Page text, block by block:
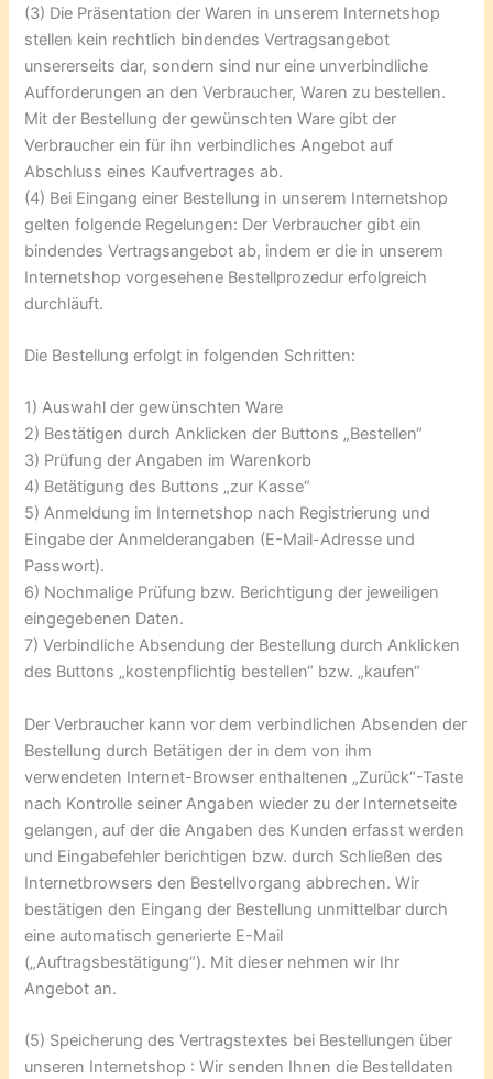
(3) Die Präsentation der Waren in unserem Internetshop
stellen kein rechtlich bindendes Vertragsangebot
unsererseits dar, sondern sind nur eine unverbindliche
Aufforderungen an den Verbraucher, Waren zu bestellen.
Mit der Bestellung der gewünschten Ware gibt der
Verbraucher ein für ihn verbindliches Angebot auf
Abschluss eines Kaufvertrages ab.
(4) Bei Eingang einer Bestellung in unserem Internetshop
gelten folgende Regelungen: Der Verbraucher gibt ein
bindendes Vertragsangebot ab, indem er die in unserem
Internetshop vorgesehene Bestellprozedur erfolgreich
durchläuft.
Die Bestellung erfolgt in folgenden Schritten:
1) Auswahl der gewünschten Ware
2) Bestätigen durch Anklicken der Buttons „Bestellen“
3) Prüfung der Angaben im Warenkorb
4) Betätigung des Buttons „zur Kasse“
5) Anmeldung im Internetshop nach Registrierung und
Eingabe der Anmelderangaben (E-Mail-Adresse und
Passwort).
6) Nochmalige Prüfung bzw. Berichtigung der jeweiligen
eingegebenen Daten.
7) Verbindliche Absendung der Bestellung durch Anklicken
des Buttons „kostenpflichtig bestellen“ bzw. „kaufen“
Der Verbraucher kann vor dem verbindlichen Absenden der
Bestellung durch Betätigen der in dem von ihm
verwendeten Internet-Browser enthaltenen „Zurück“-Taste
nach Kontrolle seiner Angaben wieder zu der Internetseite
gelangen, auf der die Angaben des Kunden erfasst werden
und Eingabefehler berichtigen bzw. durch Schließen des
Internetbrowsers den Bestellvorgang abbrechen. Wir
bestätigen den Eingang der Bestellung unmittelbar durch
eine automatisch generierte E-Mail
(„Auftragsbestätigung“). Mit dieser nehmen wir Ihr
Angebot an.
(5) Speicherung des Vertragstextes bei Bestellungen über
unseren Internetshop : Wir senden Ihnen die Bestelldaten